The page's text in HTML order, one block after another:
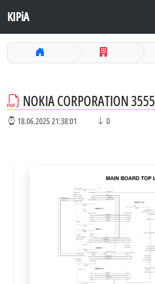
KIPiA
NOKIA CORPORATION 3555
18.06.2025 21:38:01 0